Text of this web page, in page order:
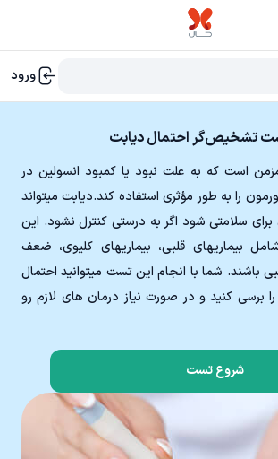
ورود
تشخیص‌‌گر احتمال دیابت
است که به علت نبود یا کمبود انسولین در
را به طور مؤثری استفاده کند.دیابت میتواند
سلامتی شود اگر به درستی کنترل نشود. این
بیماریهای قلبی، بیماریهای کلیوی، ضعف
باشند. شما با انجام این تست میتوانید احتمال
را برسی کنید و در صورت نیاز درمان های لازم رو
شروع تست